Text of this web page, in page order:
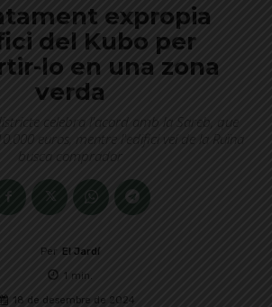
expropia
del Kubo per
lo en una zona
verda
celebra l'acord amb la Sareb, que
euros, mentre l'edifici veí de la Ruïna
busca comprador
Per El Jardí
1 min.
18 de desembre de 2024